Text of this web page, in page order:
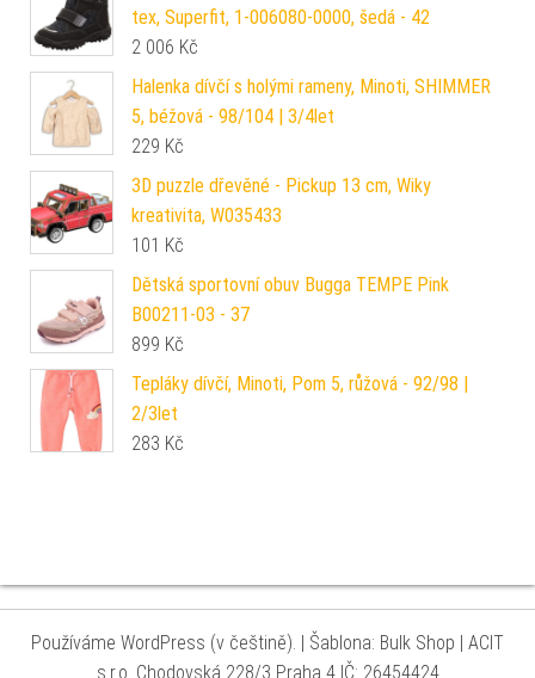
tex, Superfit, 1-006080-0000, šedá - 42
2 006 Kč
Halenka dívčí s holými rameny, Minoti, SHIMMER
5, béžová - 98/104 | 3/4let
229 Kč
3D puzzle dřevěné - Pickup 13 cm, Wiky
kreativita, W035433
101 Kč
Dětská sportovní obuv Bugga TEMPE Pink
B00211-03 - 37
899 Kč
Tepláky dívčí, Minoti, Pom 5, růžová - 92/98 |
2/3let
283 Kč
Používáme WordPress (v češtině). | Šablona: Bulk Shop | ACIT
s.r.o. Chodovská 228/3 Praha 4 IČ: 26454424